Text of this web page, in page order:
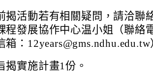
揭活動若有相關疑問，請洽聯
程發展協作中心温小姐（聯絡
箱：12years@gms.ndhu.edu.tw
揭實施計畫1份。